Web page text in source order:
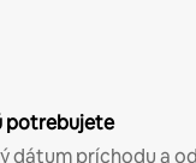
potrebujete
dátum príchodu a